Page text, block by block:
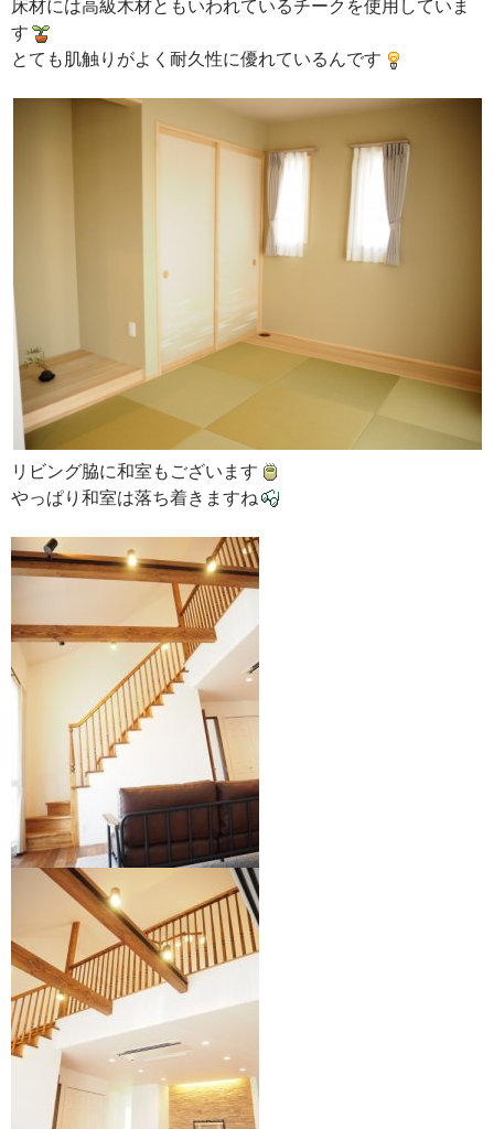
床材には高級木材ともいわれているチークを使用していま
す
とても肌触りがよく耐久性に優れているんです
リビング脇に和室もございます
やっぱり和室は落ち着きますね